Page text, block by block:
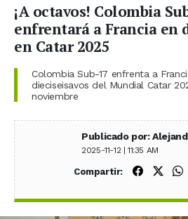
¡A octavos! Colombia
enfrentará a Francia en
en Catar 2025
Colombia Sub-17 enfrenta a
dieciseisavos del Mundial Catar
noviembre
Publicado por:
2025-11-12 | 11:35 AM
Compartir: